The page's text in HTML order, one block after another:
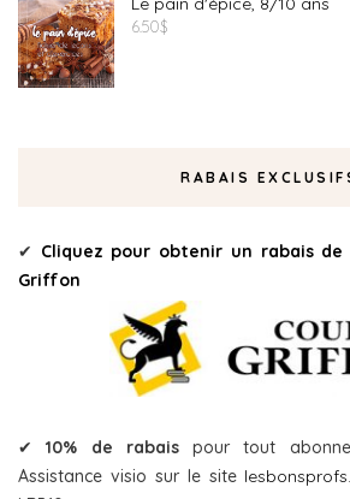
6.50$
RABAIS
✔ Cliquez pour obtenir un rabais de
Griffon
✔10% de rabaispour tout
Assistance visio sur le site